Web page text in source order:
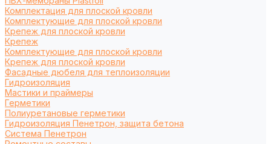
Комплектация для плоской кровли
Комплектующие для плоской кровли
Крепеж для плоской кровли
Крепеж
Комплектующие для плоской кровли
Крепеж для плоской кровли
Фасадные дюбеля для теплоизоляции
Гидроизоляция
Мастики и праймеры
Герметики
Полиуретановые герметики
Гидроизоляция Пенетрон, защита бетона
Система Пенетрон